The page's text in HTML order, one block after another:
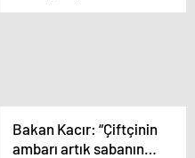
Ovaköy arasına 320
Bakan Kacır: “Çiftçinin
ambarı artık sabanın